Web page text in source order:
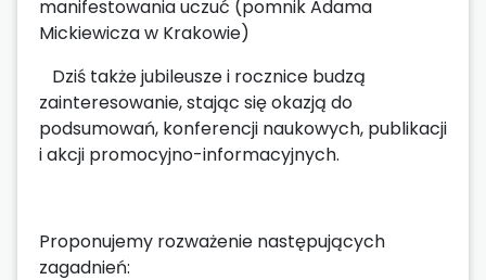
manifestowania uczuć (pomnik Adama
Mickiewicza w Krakowie)
Dziś także jubileusze i rocznice budzą
zainteresowanie, stając się okazją do
podsumowań, konferencji naukowych, publikacji
i akcji promocyjno-informacyjnych.
Proponujemy rozważenie następujących
zagadnień: